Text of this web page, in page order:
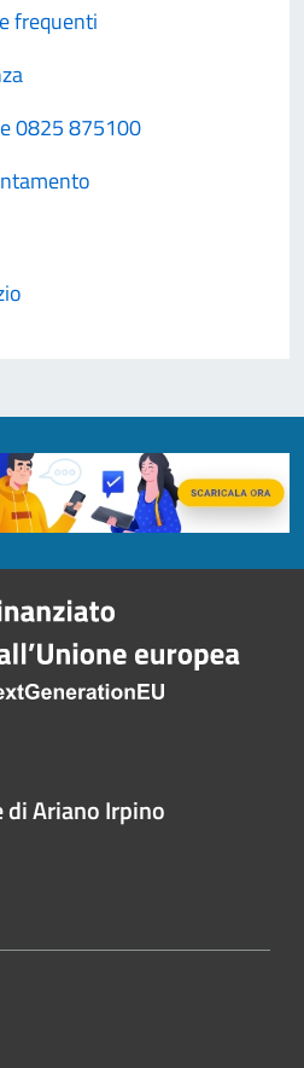
frequenti
0825 875100
di Ariano Irpino